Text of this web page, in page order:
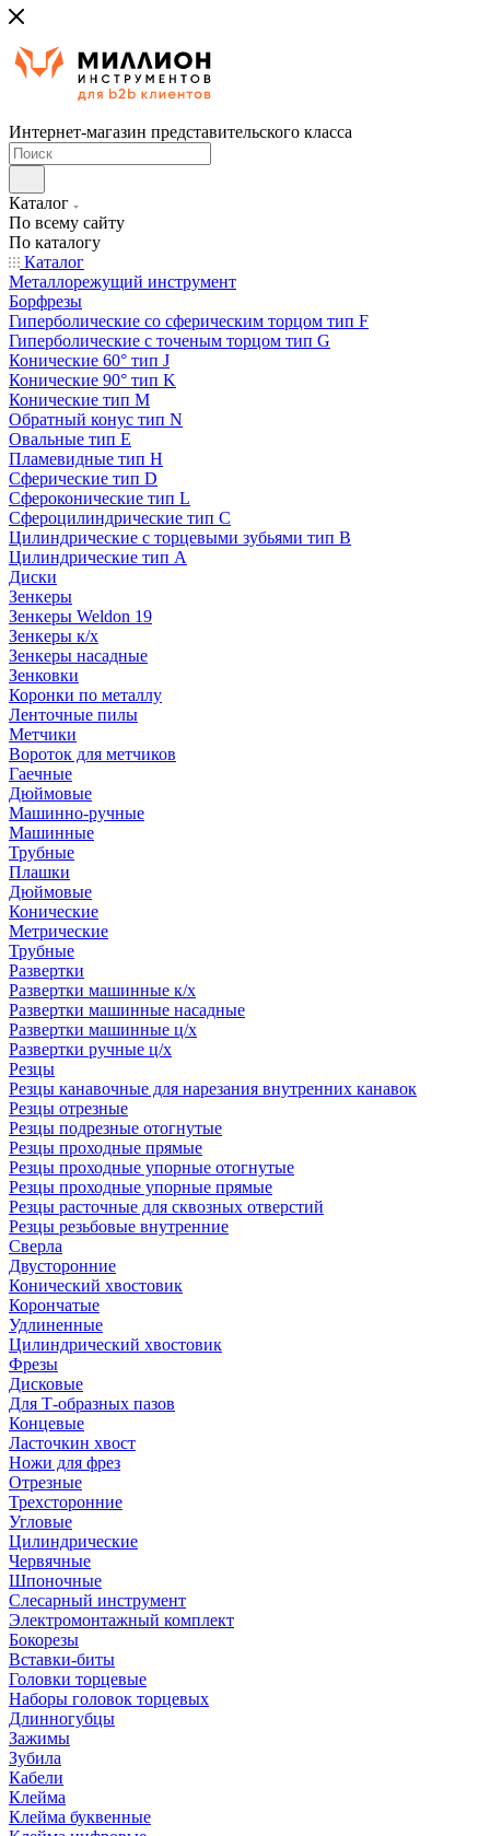
Интернет-магазин представительского класса
Каталог
По всему сайту
По каталогу
Каталог
Металлорежущий инструмент
Борфрезы
Гиперболические cо сферическим торцом тип F
Гиперболические с точеным торцом тип G
Конические 60° тип J
Конические 90° тип K
Конические тип M
Обратный конус тип N
Овальные тип E
Пламевидные тип H
Сферические тип D
Сфероконические тип L
Сфероцилиндрические тип C
Цилиндрические с торцевыми зубьями тип B
Цилиндрические тип А
Диски
Зенкеры
Зенкеры Weldon 19
Зенкеры к/х
Зенкеры насадные
Зенковки
Коронки по металлу
Ленточные пилы
Метчики
Вороток для метчиков
Гаечные
Дюймовые
Машинно-ручные
Машинные
Трубные
Плашки
Дюймовые
Конические
Метрические
Трубные
Развертки
Развертки машинные к/х
Развертки машинные насадные
Развертки машинные ц/х
Развертки ручные ц/х
Резцы
Резцы канавочные для нарезания внутренних канавок
Резцы отрезные
Резцы подрезные отогнутые
Резцы проходные прямые
Резцы проходные упорные отогнутые
Резцы проходные упорные прямые
Резцы расточные для сквозных отверстий
Резцы резьбовые внутренние
Сверла
Двусторонние
Конический хвостовик
Корончатые
Удлиненные
Цилиндрический хвостовик
Фрезы
Дисковые
Для Т-образных пазов
Концевые
Ласточкин хвост
Ножи для фрез
Отрезные
Трехсторонние
Угловые
Цилиндрические
Червячные
Шпоночные
Слесарный инструмент
Электромонтажный комплект
Бокорезы
Вставки-биты
Головки торцевые
Наборы головок торцевых
Длинногубцы
Зажимы
Зубила
Кабели
Клейма
Клейма буквенные